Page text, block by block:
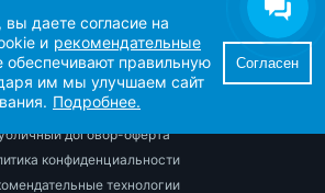
© 2026 «Sewparts»
договор-оферта
конфиденциальности
технологии
даете согласие на
и рекомендательные
обеспечивают правильную
им мы улучшаем сайт
Подробнее.
Согласен